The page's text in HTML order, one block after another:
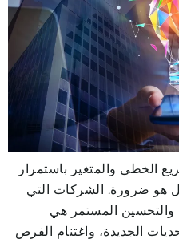
الخطى والمتغير باستمرار
بل هو ضرورة. الشركات التي
والتحسين المستمر هي
الجديدة، واغتنام الفرص